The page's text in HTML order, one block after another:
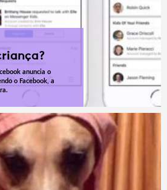
anuncia o
o Facebook, a